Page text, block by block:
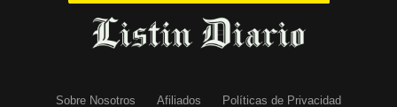
Sobre Nosotros Afiliados Políticas de Privacidad